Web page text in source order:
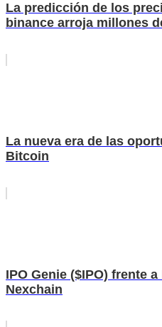
La predicción de los
binance arroja millones
La nueva era de las
Bitcoin
IPO Genie ($IPO) frente
Nexchain